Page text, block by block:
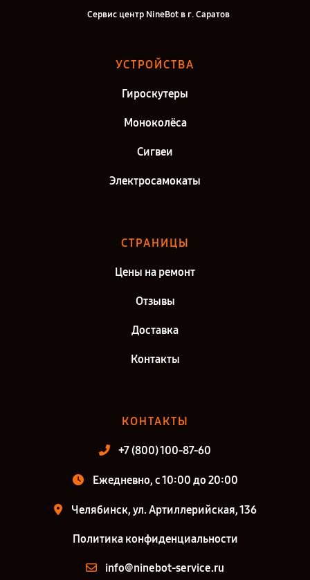
Сервис центр NineBot в г. Саратов
Сервис центр NineBot в г. Киров
Сервис центр NineBot в г. Санкт-Петербург
УСТРОЙСТВА
Гироскутеры
Моноколёса
Сигвеи
Электросамокаты
СТРАНИЦЫ
Цены на ремонт
Отзывы
Доставка
Контакты
КОНТАКТЫ
+7 (800) 100-87-60
Ежедневно, с 10:00 до 20:00
Челябинск, ул. Артиллерийская, 136
Политика конфиденциальности
info@ninebot-service.ru